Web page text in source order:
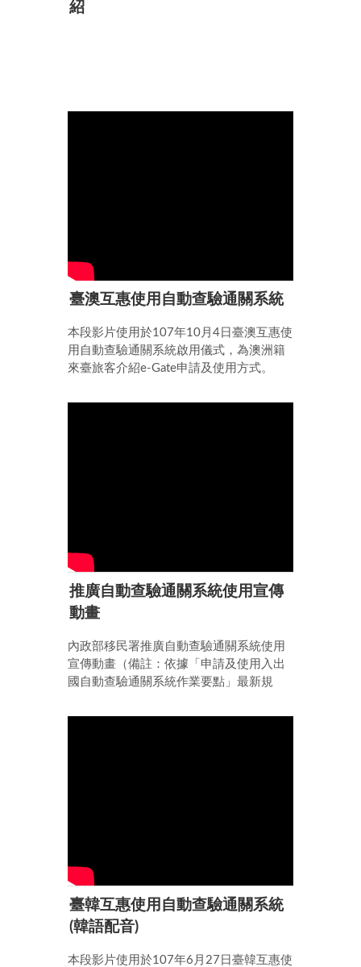
紹
臺澳互惠使用自動查驗通關系統
本段影片使用於107年10月4日臺澳互惠使
用自動查驗通關系統啟用儀式，為澳洲籍
來臺旅客介紹e-Gate申請及使用方式。
推廣自動查驗通關系統使用宣傳
動畫
內政部移民署推廣自動查驗通關系統使用
宣傳動畫（備註：依據「申請及使用入出
國自動查驗通關系統作業要點」最新規
持第二身分證明文件之規定，出示中華民
臺韓互惠使用自動查驗通關系統
(韓語配音)
本段影片使用於107年6月27日臺韓互惠使